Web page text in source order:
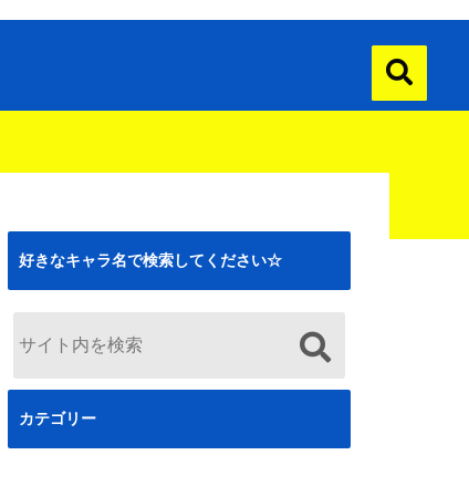
好きなキャラ名で検索してください☆
カテゴリー